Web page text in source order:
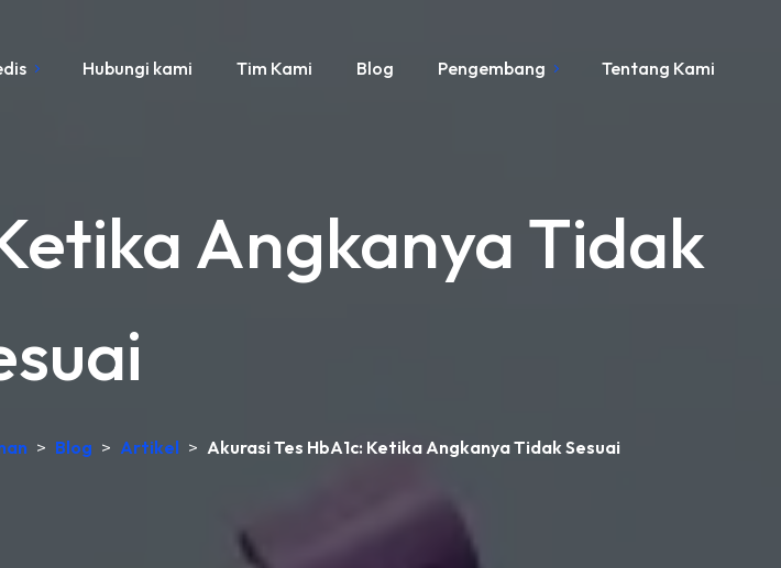
Hubungi kami Tim Kami Blog Pengembang Tentang Kami
Angkanya Tidak
> Blog > Artikel > Akurasi Tes HbA1c: Ketika Angkanya Tidak Sesuai